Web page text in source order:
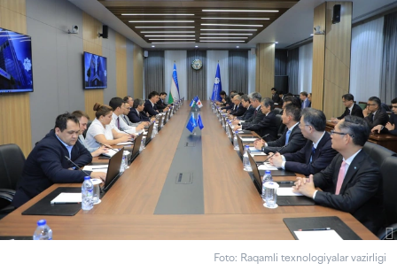
Foto: Raqamli texnologiyalar vazirligi